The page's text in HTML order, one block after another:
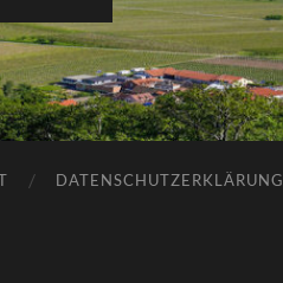
DATENSCHUTZERKLÄRUNG